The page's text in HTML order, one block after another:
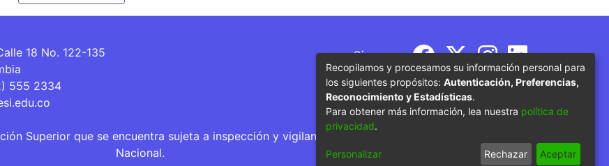
18 No. 122-135
555 2334
Síguenos
Superior que se encuentra sujeta a inspección y vigilancia por parte del Ministerio de Educación
Nacional.
Recopilamos y procesamos su información personal para
los siguientes propósitos: Autenticación, Preferencias,
Reconocimiento y Estadísticas.
Para obtener más información, lea nuestra política de
privacidad.
Personalizar Rechazar Aceptar